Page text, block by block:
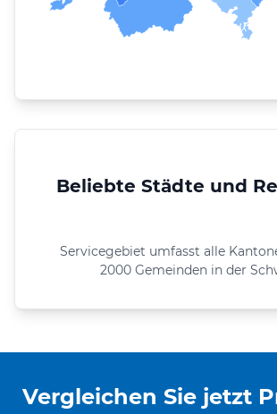
Beliebte Städte und
Servicegebiet umfasst alle
2000 Gemeinden in der
Vergleichen Sie jetzt